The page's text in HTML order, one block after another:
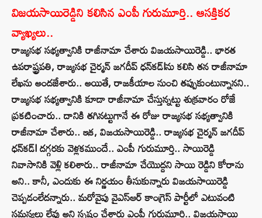
విజయసాయిరెడ్డిని కలిసిన ఎంపీ గురుమూర్తి.. ఆసక్తికర
వ్యాఖ్యలు..
రాజ్యసభ సభ్యత్వానికి రాజీనామా చేశారు విజయసాయిరెడ్డి.. భారత
ఉపరాష్ట్రపతి, రాజ్యసభ చైర్మన్‌ జగదీప్‌ ధన్‌కడ్‌lను కలిసి తన రాజీనామా
లేఖను అందజేశారు.. అయితే, రాజకీయాల నుంచి తప్పుకుంటున్నానని..
రాజ్యసభ సభ్యత్వానికి కూడా రాజీనామా చేస్తున్నట్టు శుక్రవారం రోజే
ప్రకటించారు.. దానికి తగినట్టుగానే ఈ రోజు రాజ్యసభ సభ్యత్వానికి
రాజీనామా చేశారు.. ఇక, విజయసాయిరెడ్డి.. రాజ్యసభ చైర్మన్‌ జగదీప్‌
ధన్‌కడ్‌l దగ్గరకు వెళ్లకముందే.. ఎంపీ గురుమూర్తి.. సాయిరెడ్డి
నివాసానికి వెళ్లి కలిశారు.. రాజీనామా చేయొద్దని సాయి రెడ్డిని కోరాను
అని.. కానీ, ఎందుకు ఈ నిర్ణయం తీసుకున్నారు విజయసాయిరెడ్డి
చెప్పడంలేదన్నారు.. మరోవైపు వైఎస్‌ఆర్‌ కాంగ్రెస్‌ పార్టీలో ఎటువంటి
సమస్యలు లేవు అని స్పష్టం చేశారు ఎంపీ గురుమూర్తి.. విజయసాయి